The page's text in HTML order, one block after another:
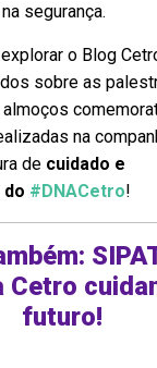
segurança.
o Blog
sobre as
almoços
na
de cuidado e
#DNACetro!
Cetro
futuro!